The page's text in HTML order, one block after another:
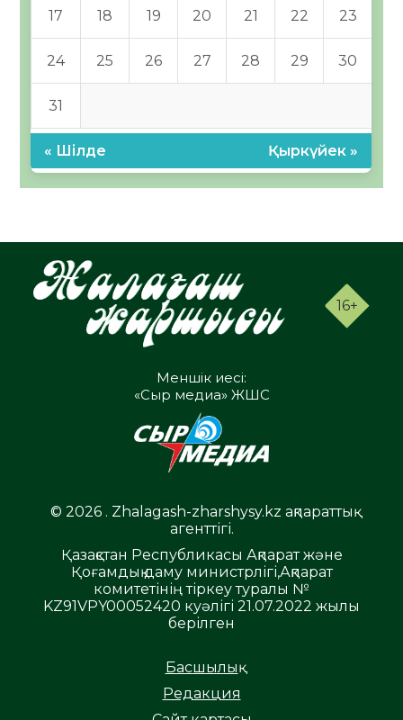
17 18 19 20 21 22 23
24 25 26 27 28 29 30
31
« Шілде Қыркүйек »
16+
Меншік иесі:
«Сыр медиа» ЖШС
© 2026 . Zhalagash-zharshysy.kz ақпараттық
агенттігі.
Қазақстан Республикасы Ақпарат және
Қоғамдық даму министрлігі,Ақпарат
комитетінің тіркеу туралы №
KZ91VPY00052420 куәлігі 21.07.2022 жылы
берілген
Басшылық
Редакция